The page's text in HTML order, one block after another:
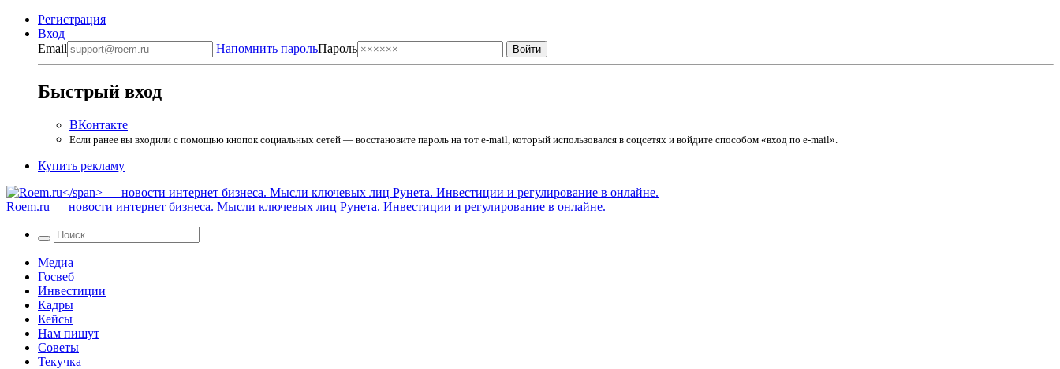
Регистрация
Вход
Email
Напомнить парольПароль
Быстрый вход
ВКонтакте
Если ранее вы входили с помощью кнопок социальных сетей — восстановите пароль на тот e-mail, который использовался в соцсетях и войдите способом «вход по e-mail».
Купить рекламу
Roem.ru — новости интернет бизнеса. Мысли ключевых лиц Рунета. Инвестиции и регулирование в онлайне.
Медиа
Госвеб
Инвестиции
Кадры
Кейсы
Нам пишут
Советы
Текучка